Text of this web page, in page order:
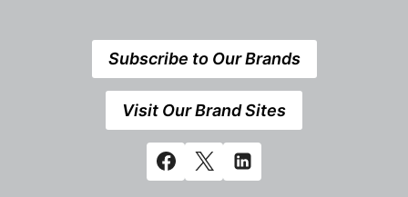
Subscribe to Our Brands
Visit Our Brand Sites